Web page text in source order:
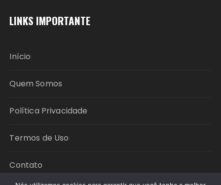
LINKS IMPORTANTE
Início
Quem Somos
Política Privacidade
Termos de Uso
Contato